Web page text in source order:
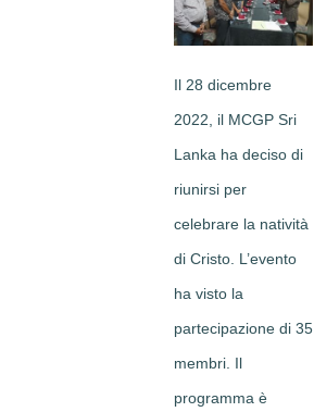
Il 28 dicembre
2022, il MCGP Sri
Lanka ha deciso di
riunirsi per
celebrare la natività
di Cristo. L’evento
ha visto la
partecipazione di 35
membri. Il
programma è